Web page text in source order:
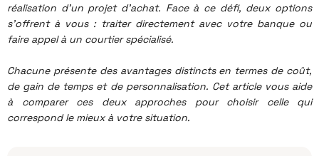
réalisation d’un projet d’achat. Face à ce défi, deux options
s'offrent à vous : traiter directement avec votre banque ou
faire appel à un courtier spécialisé.
Chacune présente des avantages distincts en termes de coût,
de gain de temps et de personnalisation. Cet article vous aide
à comparer ces deux approches pour choisir celle qui
correspond le mieux à votre situation.​